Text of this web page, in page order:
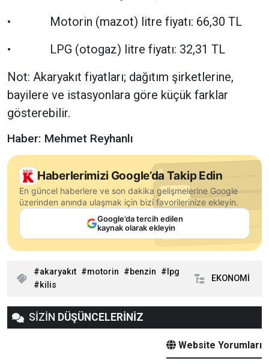
• Motorin (mazot) litre fiyatı: 66,30 TL
• LPG (otogaz) litre fiyatı: 32,31 TL
Not: Akaryakıt fiyatları; dağıtım şirketlerine,
bayilere ve istasyonlara göre küçük farklar
gösterebilir.
Haber: Mehmet Reyhanlı
Haberlerimizi Google’da Takip Edin
En güncel haberlere ve son dakika gelişmelerine Google
üzerinden anında ulaşmak için bizi favorilerinize ekleyin.
Google’da tercih edilen
kaynak olarak ekleyin
akaryakıt motorin benzin
lpg
kilis
EKONOMİ
SİZİN DÜŞÜNCELERİNİZ
Website Yorumları